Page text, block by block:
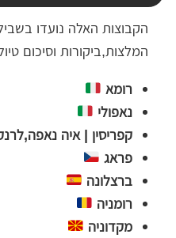
הקבוצות האלה נועדו
המלצות,ביקורות וסיכום
רומא
נאפולי
קפריסין | איה
פראג
ברצלונה
רומניה
מקדוניה